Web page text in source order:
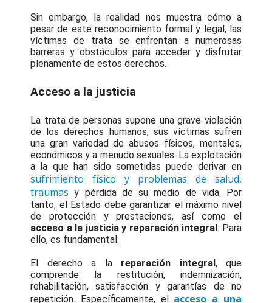
Sin embargo, la realidad nos muestra cómo a
pesar de este reconocimiento formal y legal, las
víctimas de trata se enfrentan a numerosas
barreras y obstáculos para acceder y disfrutar
plenamente de estos derechos.
Acceso a la justicia
La trata de personas supone una grave violación
de los derechos humanos; sus víctimas sufren
una gran variedad de abusos físicos, mentales,
económicos y a menudo sexuales. La explotación
a la que han sido sometidas puede derivar en
sufrimiento físico y problemas de salud,
traumas y pérdida de su medio de vida. Por
tanto, el Estado debe garantizar el máximo nivel
de protección y prestaciones, así como el
acceso a la justicia y reparación integral. Para
ello, es fundamental:
El derecho a lareparación integral, que
comprende la restitución, indemnización,
rehabilitación, satisfacción y garantías de no
repetición. Específicamente, el acceso a una